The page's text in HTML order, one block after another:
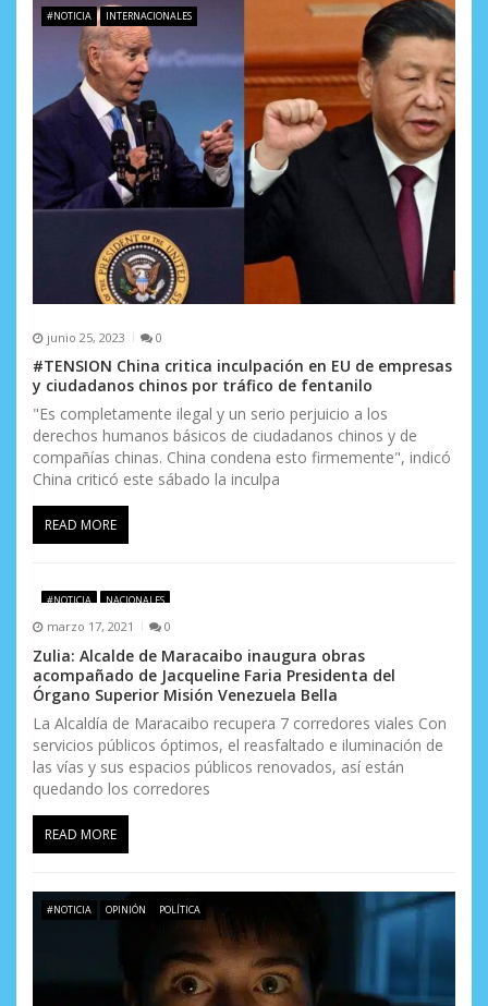
e
n
t
r
a
a
s
#NOTICIA INTERNACIONALES
junio 25, 2023 0
#TENSION China critica inculpación en EU de empresas
y ciudadanos chinos por tráfico de fentanilo
"Es completamente ilegal y un serio perjuicio a los
derechos humanos básicos de ciudadanos chinos y de
compañías chinas. China condena esto firmemente", indicó
China criticó este sábado la inculpa
READ MORE
#NOTICIA NACIONALES
marzo 17, 2021 0
Zulia: Alcalde de Maracaibo inaugura obras
acompañado de Jacqueline Faria Presidenta del
Órgano Superior Misión Venezuela Bella
La Alcaldía de Maracaibo recupera 7 corredores viales Con
servicios públicos óptimos, el reasfaltado e iluminación de
las vías y sus espacios públicos renovados, así están
quedando los corredores
READ MORE
#NOTICIA OPINIÓN POLÍTICA